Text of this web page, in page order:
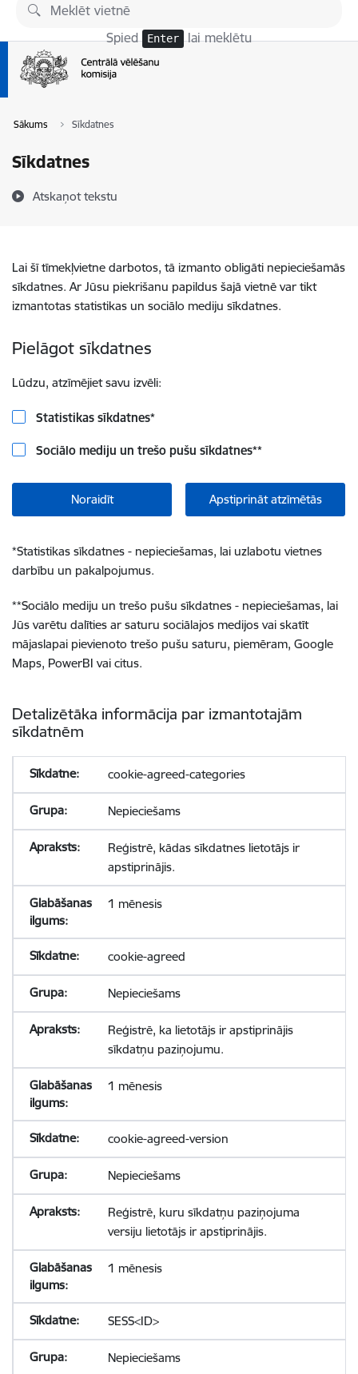
Pāriet uz lapas saturu
Spied Enter lai meklētu
Sākums Sīkdatnes
Sīkdatnes
Atskaņot tekstu
Lai šī tīmekļvietne darbotos, tā izmanto obligāti nepieciešamās
sīkdatnes. Ar Jūsu piekrišanu papildus šajā vietnē var tikt
izmantotas statistikas un sociālo mediju sīkdatnes.
Pielāgot sīkdatnes
Lūdzu, atzīmējiet savu izvēli:
Statistikas sīkdatnes*
Sociālo mediju un trešo pušu sīkdatnes**
Noraidīt Apstiprināt atzīmētās
*Statistikas sīkdatnes - nepieciešamas, lai uzlabotu vietnes
darbību un pakalpojumus.
**Sociālo mediju un trešo pušu sīkdatnes - nepieciešamas, lai
Jūs varētu dalīties ar saturu sociālajos medijos vai skatīt
mājaslapai pievienoto trešo pušu saturu, piemēram, Google
Maps, PowerBI vai citus.
Detalizētāka informācija par izmantotajām
sīkdatnēm
cookie-agreed-categories
Nepieciešams
Reģistrē, kādas sīkdatnes lietotājs ir
apstiprinājis.
1 mēnesis
cookie-agreed
Nepieciešams
Reģistrē, ka lietotājs ir apstiprinājis
sīkdatņu paziņojumu.
1 mēnesis
cookie-agreed-version
Nepieciešams
Reģistrē, kuru sīkdatņu paziņojuma
versiju lietotājs ir apstiprinājis.
1 mēnesis
SESS<ID>
Nepieciešams